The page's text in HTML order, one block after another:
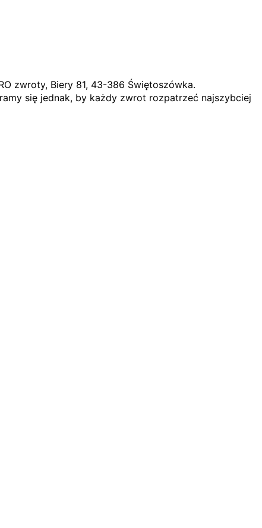
zwroty, Biery 81, 43-386 Świętoszówka.
się jednak, by każdy zwrot rozpatrzeć najszybciej